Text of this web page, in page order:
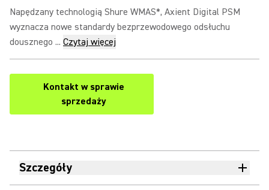
Napędzany technologią Shure WMAS*, Axient Digital PSM
wyznacza nowe standardy bezprzewodowego odsłuchu
dousznego ... Czytaj więcej
Kontakt w sprawie
sprzedaży
Szczegóły